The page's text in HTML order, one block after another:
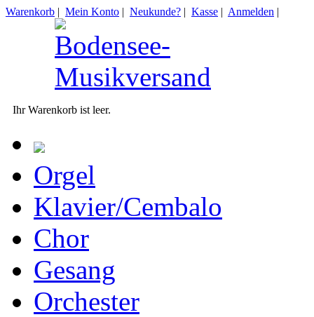
Warenkorb | Mein Konto | Neukunde? | Kasse | Anmelden |
Ihr Warenkorb ist leer.
Orgel
Klavier/Cembalo
Chor
Gesang
Orchester